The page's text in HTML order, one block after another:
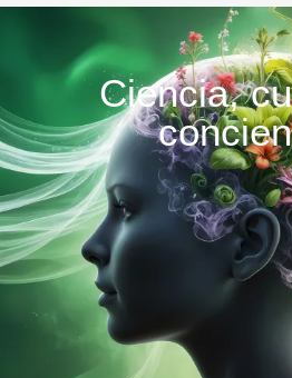
Ciencia,